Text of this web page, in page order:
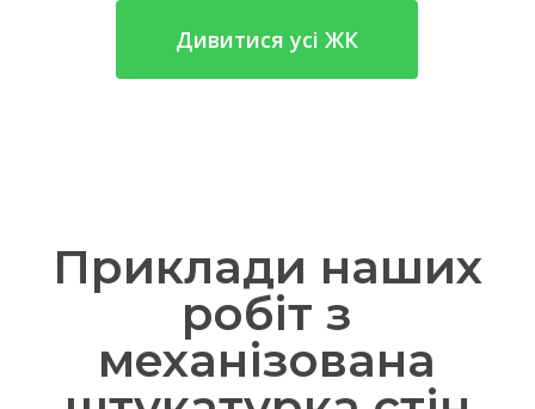
Дивитися усі ЖК
Приклади наших
робіт з
механізована